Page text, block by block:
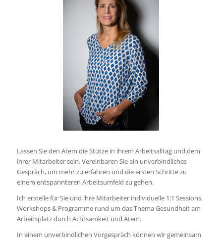
Lassen Sie den Atem die Stütze in ihrem Arbeitsalltag und dem
ihrer Mitarbeiter sein. Vereinbaren Sie ein unverbindliches
Gespräch, um mehr zu erfahren und die ersten Schritte zu
einem entspannteren Arbeitsumfeld zu gehen.
Ich erstelle für Sie und ihre Mitarbeiter individuelle 1:1 Sessions,
Workshops & Programme rund um das Thema Gesundheit am
Arbeitsplatz durch Achtsamkeit und Atem.
In einem unverbindlichen Vorgespräch können wir gemeinsam